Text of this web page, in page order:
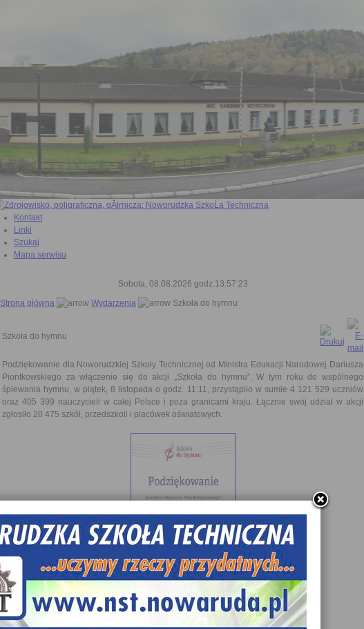
Kontakt
Linki
Szukaj
Mapa serwisu
Sobota, 08.08.2026 godz.13:57:24
Strona główna
Wydarzenia Szkoła do hymnu
Szkoła do hymnu
Podziękowanie dla Noworudzkiej Szkoły Technicznej od Ministra Edukacji Narodowej Dariusza
Piontkowskiego za włączenie się do akcji „Szkoła do hymnu”. W tym roku do wspólnego
śpiewania hymnu, w piątek, 8 listopada o godz. 11:11, przystąpiło w sumie 4 121 529 uczniów
oraz 405 399 nauczycieli w całej Polsce i poza granicami kraju. Łącznie swój udział w akcji
zgłosiło 20 475 szkół, przedszkoli i placówek oświatowych.